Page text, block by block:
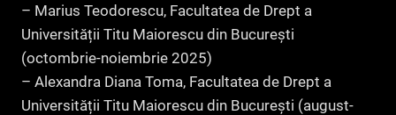
– Marius Teodorescu, Facultatea de Drept a
Universității Titu Maiorescu din București
(octombrie-noiembrie 2025)
– Alexandra Diana Toma, Facultatea de Drept a
Universității Titu Maiorescu din București (august-